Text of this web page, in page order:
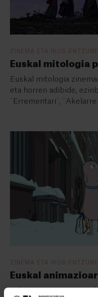
ZINEMA ETA IKUS-
Euskal mitologia
Euskal mitologia
eta horren adibide,
´Errementari´,
ZINEMA ETA IKUS-
Euskal